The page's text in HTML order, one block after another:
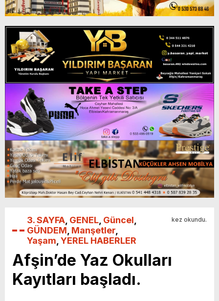
3. SAYFA GENEL Güncel
GÜNDEM Manşetler
Yaşam YEREL HABERLER
kez okundu.
Afşin’de Yaz Okulları
Kayıtları başladı.